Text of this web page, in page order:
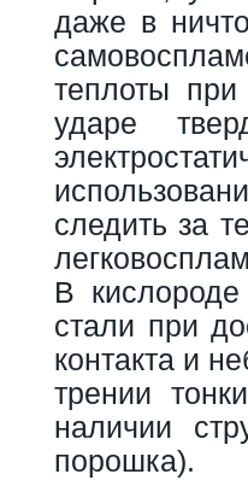
даже в
теплоты
ударе
следить за
В кислороде
стали при
контакта и
трении
наличии
порошка).